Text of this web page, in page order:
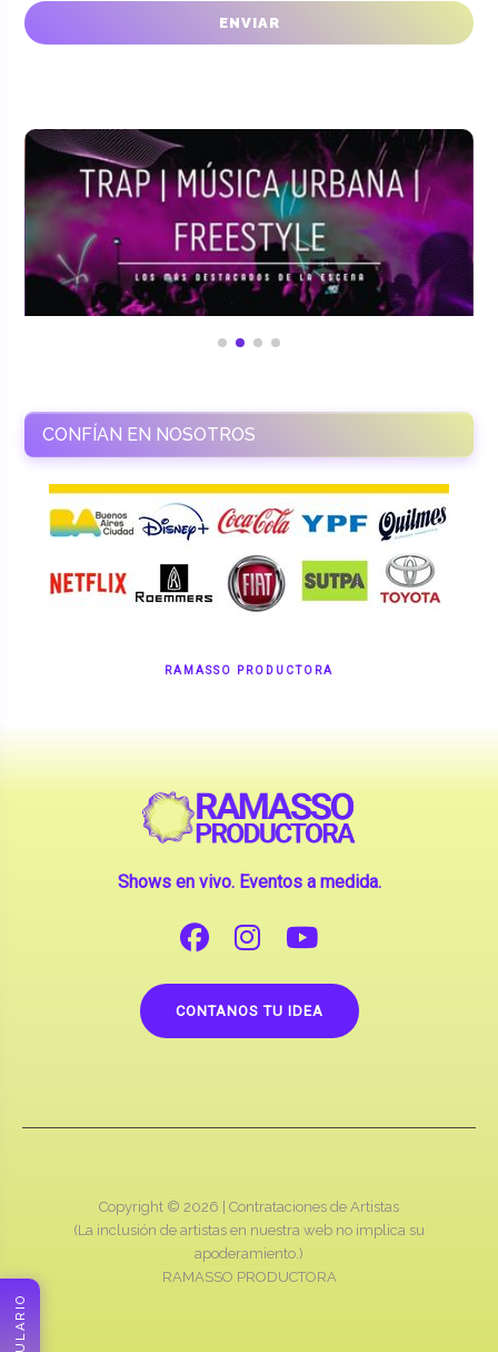
CONFÍAN EN NOSOTROS
RAMASSO PRODUCTORA
Shows en vivo. Eventos a medida.
CONTANOS TU IDEA
Copyright © 2026 | Contrataciones de Artistas
(La inclusión de artistas en nuestra web no implica su
apoderamiento.)
RAMASSO PRODUCTORA